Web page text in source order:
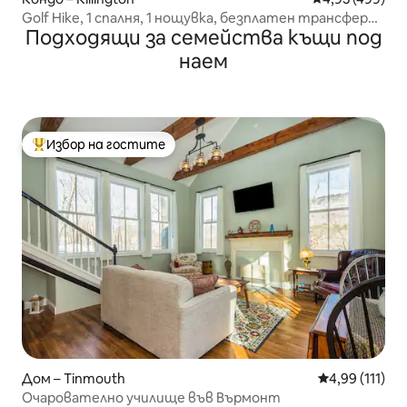
Golf Hike, 1 спалня, 1 нощувка, безплатен трансфер
до Пико
Подходящи за семейства къщи под
наем
Най-популярен избор на гостите
Избор на гостите
Дом – Tinmouth Средна
4,99 (111)
Очарователно училище във Върмонт